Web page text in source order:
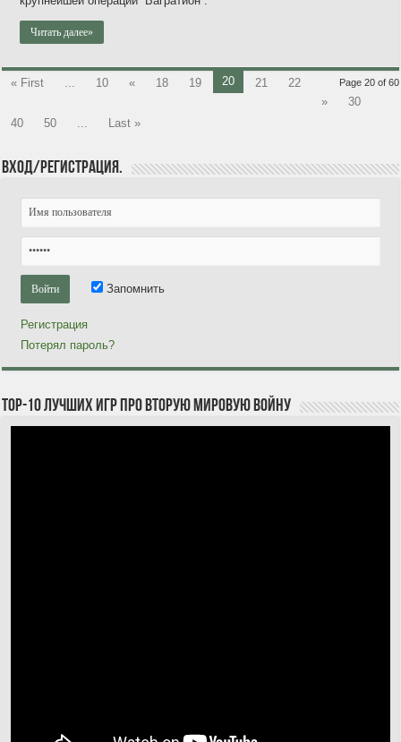
Читать далее»
Page 20 of 60
« First ... 10 « 18 19 20 21
22
»
30
40
50 ... Last »
Вход/Регистрация.
Запомнить
Регистрация
Потерял пароль?
TOP-10 лучших игр про Вторую мировую войну